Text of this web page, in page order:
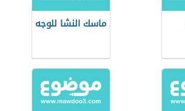
ماسك النشا للوجه